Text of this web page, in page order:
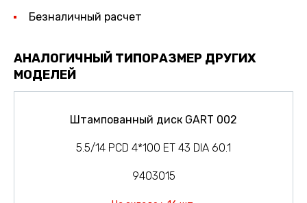
Безналичный расчет
АНАЛОГИЧНЫЙ ТИПОРАЗМЕР ДРУГИХ
МОДЕЛЕЙ
Штампованный диск GART 002
5.5/14 PCD 4*100 ET 43 DIA 60.1
9403015